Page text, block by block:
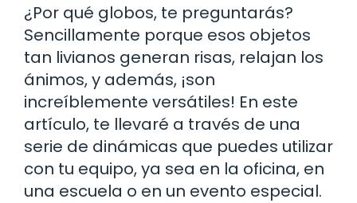
¿Por qué globos, te preguntarás?
Sencillamente porque esos objetos
tan livianos generan risas, relajan los
ánimos, y además, ¡son
increíblemente versátiles! En este
artículo, te llevaré a través de una
serie de dinámicas que puedes utilizar
con tu equipo, ya sea en la oficina, en
una escuela o en un evento especial.